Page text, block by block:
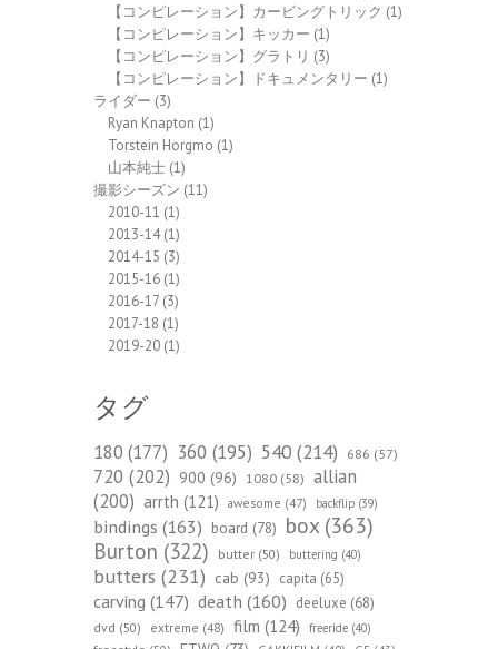
【コンピレーション】カービングトリック (1)
【コンピレーション】キッカー (1)
【コンピレーション】グラトリ (3)
【コンピレーション】ドキュメンタリー (1)
ライダー (3)
Ryan Knapton (1)
Torstein Horgmo (1)
山本純士 (1)
撮影シーズン (11)
2010-11 (1)
2013-14(1)
2014-15 (3)
2015-16 (1)
2016-17 (3)
2017-18 (1)
2019-20 (1)
タグ
180 (177) 360 (195) 540 (214) 686 (57)
720 (202) 900 (96) 1080 (58) allian
(200) arrth (121) awesome (47) backflip (39)
bindings (163) board (78) box(363)
Burton (322) butter (50) buttering (40)
butters (231) cab (93) capita (65)
carving (147) death (160) deeluxe (68)
dvd (50) extreme (48) film (124) freeride (40)